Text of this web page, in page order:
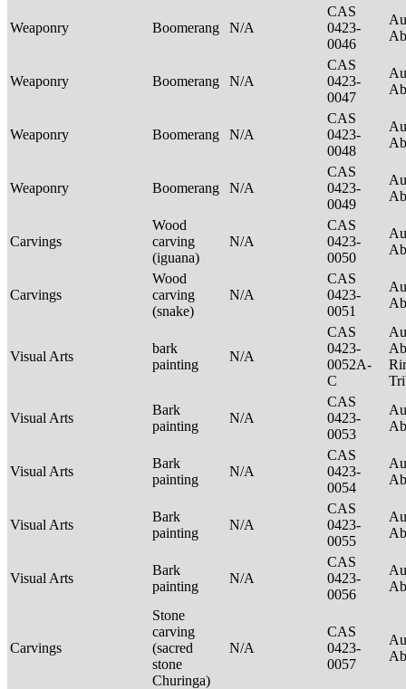
Weaponry Boomerang N/A
CAS
0423-
0046
Weaponry Boomerang N/A
CAS
0423-
0047
Weaponry Boomerang N/A
CAS
0423-
0048
Weaponry Boomerang N/A
CAS
0423-
0049
Carvings
Wood
carving
(iguana)
N/A
CAS
0423-
0050
Carvings
Wood
carving
(snake)
N/A
CAS
0423-
0051
Visual Arts
bark
painting
N/A
CAS
0423-
0052A-
C
Visual Arts
Bark
painting
N/A
CAS
0423-
0053
Visual Arts
Bark
painting
N/A
CAS
0423-
0054
Visual Arts
Bark
painting
N/A
CAS
0423-
0055
Visual Arts
Bark
painting
N/A
CAS
0423-
0056
Carvings
Stone
carving
(sacred
stone
Churinga)
N/A
CAS
0423-
0057